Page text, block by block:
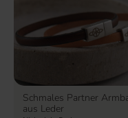
Schmales Partner
aus Leder